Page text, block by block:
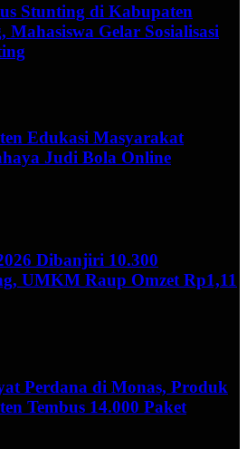
Stunting di Kabupaten
Mahasiswa Gelar Sosialisasi
Edukasi Masyarakat
Judi Bola Online
Dibanjiri 10.300
UMKM Raup Omzet Rp1,11
Perdana di Monas, Produk
Tembus 14.000 Paket